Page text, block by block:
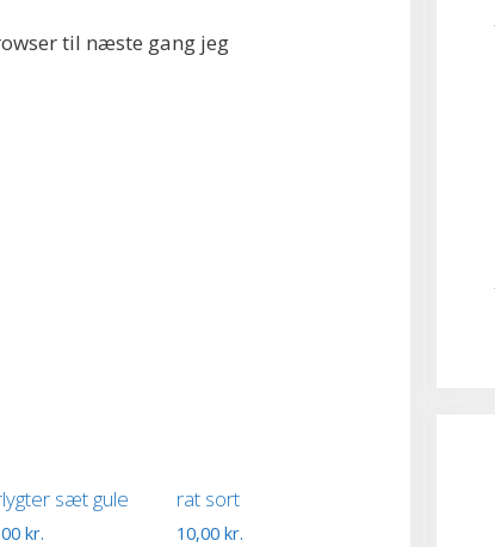
til næste gang jeg
sæt gule
kr.
rat sort
10,00kr.